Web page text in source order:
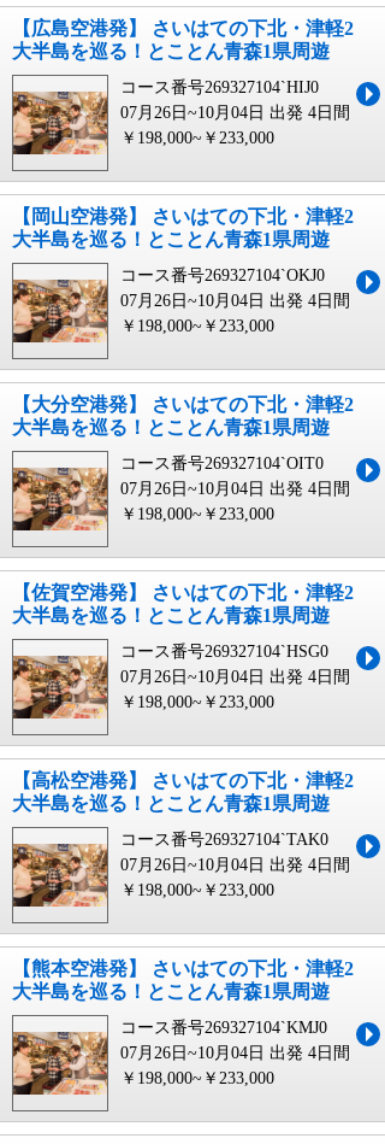
【広島空港発】 さいはての下北・津軽2
大半島を巡る！とことん青森1県周遊
コース番号269327104`HIJ0
07月26日~10月04日 出発 4日間
￥198,000~￥233,000
【岡山空港発】 さいはての下北・津軽2
大半島を巡る！とことん青森1県周遊
コース番号269327104`OKJ0
07月26日~10月04日 出発 4日間
￥198,000~￥233,000
【大分空港発】 さいはての下北・津軽2
大半島を巡る！とことん青森1県周遊
コース番号269327104`OIT0
07月26日~10月04日 出発 4日間
￥198,000~￥233,000
【佐賀空港発】 さいはての下北・津軽2
大半島を巡る！とことん青森1県周遊
コース番号269327104`HSG0
07月26日~10月04日 出発 4日間
￥198,000~￥233,000
【高松空港発】 さいはての下北・津軽2
大半島を巡る！とことん青森1県周遊
コース番号269327104`TAK0
07月26日~10月04日 出発 4日間
￥198,000~￥233,000
【熊本空港発】 さいはての下北・津軽2
大半島を巡る！とことん青森1県周遊
コース番号269327104`KMJ0
07月26日~10月04日 出発 4日間
￥198,000~￥233,000